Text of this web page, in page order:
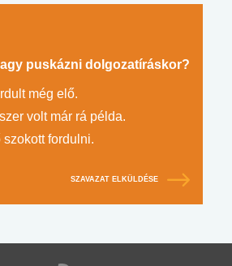
puskázni dolgozatíráskor?
még elő.
volt már rá példa.
fordulni.
SZAVAZAT ELKÜLDÉSE